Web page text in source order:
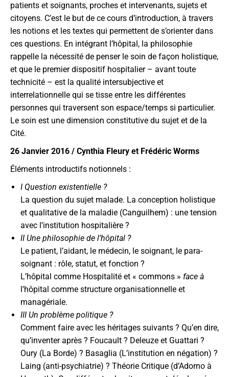
patients et soignants, proches et intervenants, sujets et
citoyens. C’est le but de ce cours d’introduction, à travers
les notions et les textes qui permettent de s’orienter dans
ces questions. En intégrant l’hôpital, la philosophie
rappelle la nécessité de penser le soin de façon holistique,
et que le premier dispositif hospitalier – avant toute
technicité – est la qualité intersubjective et
interrelationnelle qui se tisse entre les différentes
personnes qui traversent son espace/temps si particulier.
Le soin est une dimension constitutive du sujet et de la
Cité.
26 Janvier 2016 / Cynthia Fleury et Frédéric Worms
Éléments introductifs notionnels :
I Question existentielle ?
La question du sujet malade. La conception holistique
et qualitative de la maladie (Canguilhem) : une tension
avec l’institution hospitalière ?
II Une philosophie de l’hôpital ?
Le patient, l’aidant, le médecin, le soignant, le para-
soignant : rôle, statut, et fonction ?
L’hôpital comme Hospitalité et « commons » face à
l’hôpital comme structure organisationnelle et
managériale.
III Un problème politique ?
Comment faire avec les héritages suivants ? Qu’en dire,
qu’inventer après ? Foucault ? Deleuze et Guattari ?
Oury (La Borde) ? Basaglia (L’institution en négation) ?
Laing (anti-psychiatrie) ? Théorie Critique (d’Adorno à